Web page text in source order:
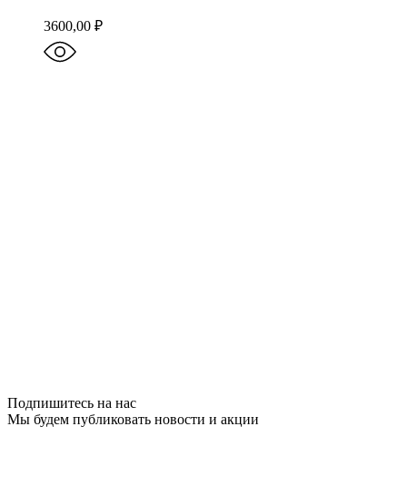
3600,00 ₽
Подпишитесь на нас
Мы будем публиковать новости и акции